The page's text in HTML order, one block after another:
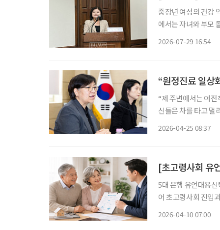
중장년 여성의 건강
에서는 자녀와 부모
2026-07-29 16:54
“제 주변에서는 여전
신들은 차를 타고 멀
2026-04-25 08:37
5대 은행 유언대용
어 초고령사회 진입과 함께 사후 자산관리와 상속 설계에 대한 관심이 높아지면서 유언대용
2026-04-10 07:00